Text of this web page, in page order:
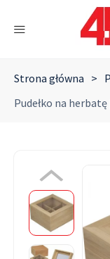
Strona główna >
Pudełko na herbatę